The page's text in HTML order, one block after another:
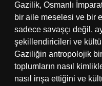
Gazilik, Osmanlı
bir aile meselesi ve bir
sadece savaşçı değil,
şekillendiricileri ve
Gaziliğin antropolojik
toplumların nasıl
nasıl inşa ettiğini ve